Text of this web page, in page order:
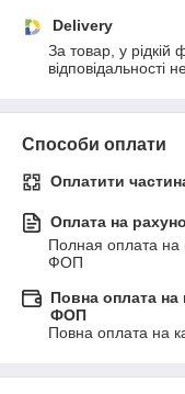
Delivery
За товар, у
відповідальності
Способи оплати
Оплатити
Оплата на
Полная оплата на
ФОП
Повна оплата на
ФОП
Повна оплата на